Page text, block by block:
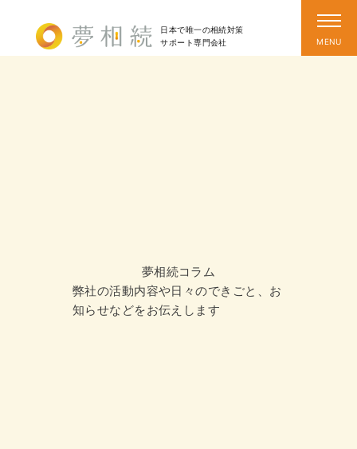
日本で唯一の相続対策
サポート専門会社
夢相続コラム
弊社の活動内容や日々のできごと、お
知らせなどをお伝えします